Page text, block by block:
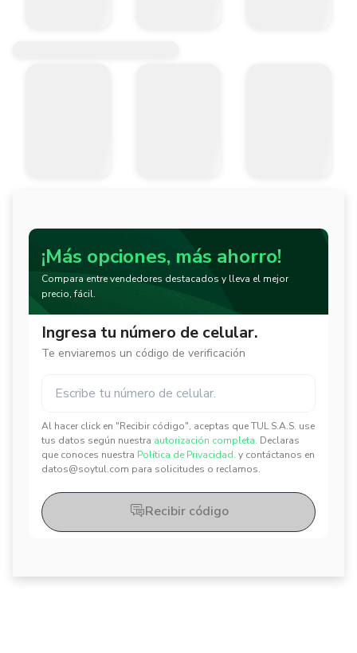
¡Más opciones, más ahorro!
Compara entre vendedores destacados y lleva el mejor
precio, fácil.
Ingresa tu número de celular.
Te enviaremos un código de verificación
Al hacer click en "Recibir código", aceptas que TUL S.A.S. use
tus datos según nuestra autorización completa. Declaras
que conoces nuestra Política de Privacidad. y contáctanos en
datos@soytul.com para solicitudes o reclamos.
✕
✕
Recibir código